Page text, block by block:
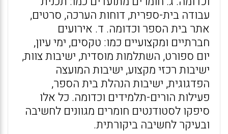
עבודה בית-ספרית, דוחות הערכה, סרטים,
אתר בית הספר וכדומה. ד. אירועים
חברתיים ומקצועיים כמו: טקסים, ימי עיון,
יום ספורט, השתלמות מוסדית, ישיבות צוות,
ישיבות רכזי מקצוע, ישיבות המועצה
הפדגוגית, ישיבות הנהלת בית הספר,
פעילות הורים-תלמידים וכדומה. כל אלו
סיפקו לסטודנטים חומרים מגוונים לחשיבה
ובעיקר לחשיבה ביקורתית.